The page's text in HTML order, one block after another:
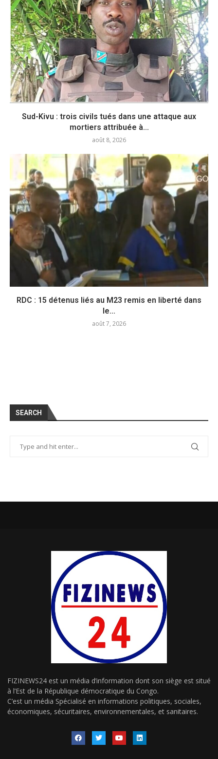
Sud-Kivu : trois civils tués dans une attaque aux
mortiers attribuée à...
août 8, 2026
RDC : 15 détenus liés au M23 remis en liberté dans
le...
août 7, 2026
SEARCH
FIZINEWS24 est un média d’information dont son siège est situé
à l’Est de la République démocratique du Congo.
C’est un média Spécialisé en informations politiques, sociales,
économiques, sécuritaires, environnementales, et sanitaires.